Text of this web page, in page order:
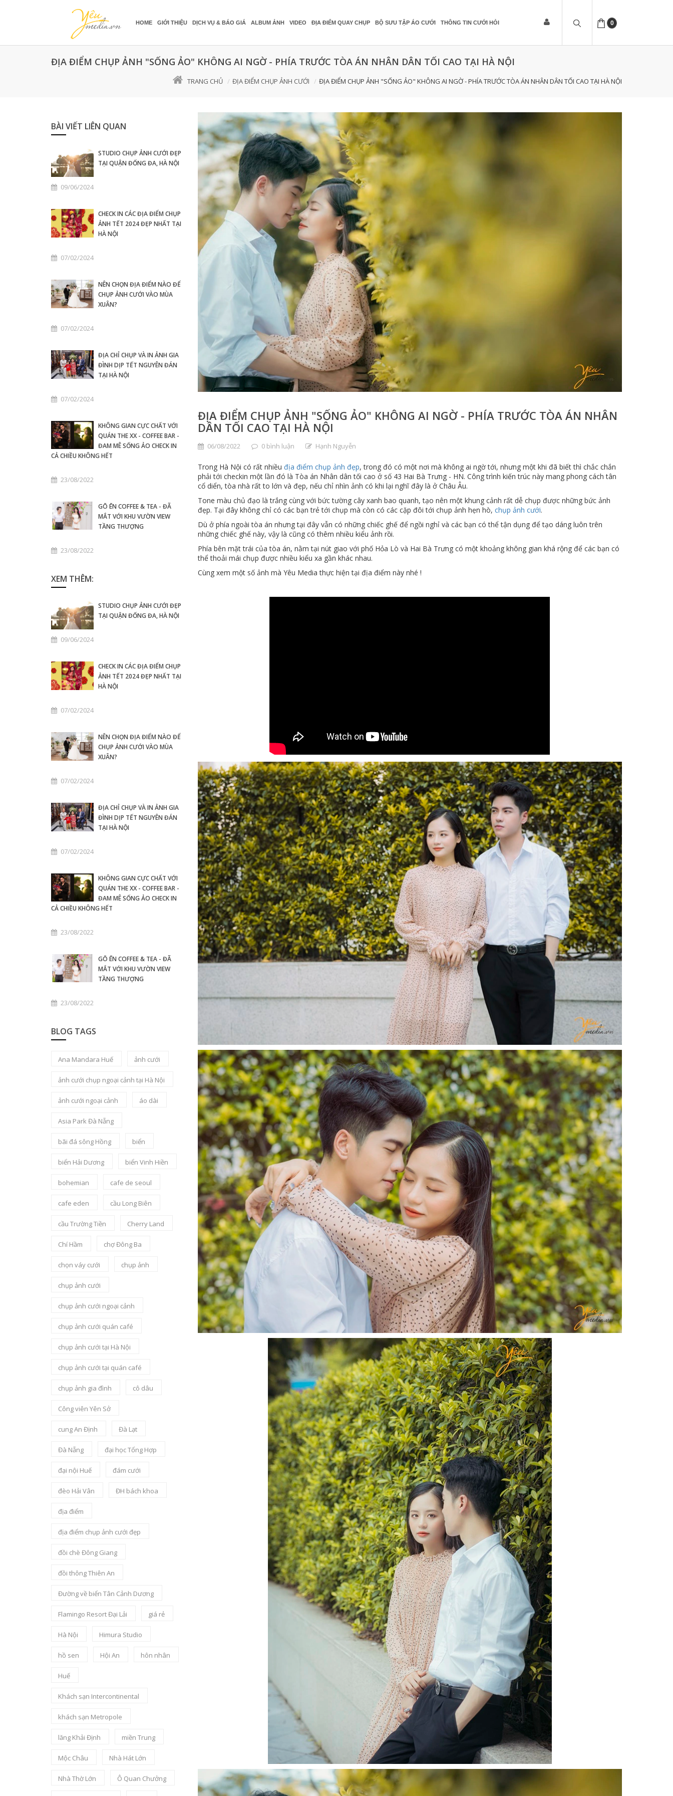
0
HOME GIỚI THIỆU DỊCH VỤ & BÁO GIÁ ALBUM ẢNH VIDEO ĐỊA ĐIỂM QUAY CHỤP BỘ SƯU TẬP ÁO CƯỚI THÔNG TIN CƯỚI HỎI
ĐỊA ĐIỂM CHỤP ẢNH "SỐNG ẢO" KHÔNG AI NGỜ - PHÍA TRƯỚC TÒA ÁN NHÂN DÂN TỐI CAO TẠI HÀ NỘI
TRANG CHỦ ĐỊA ĐIỂM CHỤP ẢNH CƯỚI ĐỊA ĐIỂM CHỤP ẢNH "SỐNG ẢO" KHÔNG AI NGỜ - PHÍA TRƯỚC TÒA ÁN NHÂN DÂN TỐI CAO TẠI HÀ NỘI
BÀI VIẾT LIÊN QUAN
STUDIO CHỤP ẢNH CƯỚI ĐẸP
TẠI QUẬN ĐỐNG ĐA, HÀ NỘI
09/06/2024
CHECK IN CÁC ĐỊA ĐIỂM CHỤP
ẢNH TẾT 2024 ĐẸP NHẤT TẠI
HÀ NỘI
07/02/2024
NÊN CHỌN ĐỊA ĐIỂM NÀO ĐỂ
CHỤP ẢNH CƯỚI VÀO MÙA
XUÂN?
07/02/2024
ĐỊA CHỈ CHỤP VÀ IN ẢNH GIA
ĐÌNH DỊP TẾT NGUYÊN ĐÁN
TẠI HÀ NỘI
07/02/2024
KHÔNG GIAN CỰC CHẤT VỚI
QUÁN THE XX - COFFEE BAR -
ĐAM MÊ SỐNG ẢO CHECK IN
CẢ CHIỀU KHÔNG HẾT
23/08/2022
GŌ ĒN COFFEE & TEA - ĐÃ
MẮT VỚI KHU VƯỜN VIEW
TẦNG THƯỢNG
23/08/2022
XEM THÊM:
STUDIO CHỤP ẢNH CƯỚI ĐẸP
TẠI QUẬN ĐỐNG ĐA, HÀ NỘI
09/06/2024
CHECK IN CÁC ĐỊA ĐIỂM CHỤP
ẢNH TẾT 2024 ĐẸP NHẤT TẠI
HÀ NỘI
07/02/2024
NÊN CHỌN ĐỊA ĐIỂM NÀO ĐỂ
CHỤP ẢNH CƯỚI VÀO MÙA
XUÂN?
07/02/2024
ĐỊA CHỈ CHỤP VÀ IN ẢNH GIA
ĐÌNH DỊP TẾT NGUYÊN ĐÁN
TẠI HÀ NỘI
07/02/2024
KHÔNG GIAN CỰC CHẤT VỚI
QUÁN THE XX - COFFEE BAR -
ĐAM MÊ SỐNG ẢO CHECK IN
CẢ CHIỀU KHÔNG HẾT
23/08/2022
GŌ ĒN COFFEE & TEA - ĐÃ
MẮT VỚI KHU VƯỜN VIEW
TẦNG THƯỢNG
23/08/2022
BLOG TAGS
Ana Mandara Huế ảnh cưới
ảnh cưới chụp ngoại cảnh tại Hà Nội
ảnh cưới ngoại cảnh áo dài
Asia Park Đà Nẵng
bãi đá sông Hồng biển
biển Hải Dương biển Vinh Hiền
bohemian cafe de seoul
cafe eden cầu Long Biên
cầu Trường Tiền Cherry Land
Chí Hầm chợ Đông Ba
chọn váy cưới chụp ảnh
chụp ảnh cưới
chụp ảnh cưới ngoại cảnh
chụp ảnh cưới quán café
chụp ảnh cưới tại Hà Nội
chụp ảnh cưới tại quán café
chụp ảnh gia đình cô dâu
Công viên Yên Sở
cung An Định Đà Lạt
Đà Nẵng đại học Tổng Hợp
đại nội Huế đám cưới
đèo Hải Vân ĐH bách khoa
địa điểm
địa điểm chụp ảnh cưới đẹp
đồi chè Đông Giang
đồi thông Thiên An
Đường về biển Tân Cảnh Dương
Flamingo Resort Đại Lải giá rẻ
Hà Nội Himura Studio
hồ sen Hội An hôn nhân
Huế
Khách sạn Intercontinental
khách sạn Metropole
lăng Khải Định miền Trung
Mộc Châu Nhà Hát Lớn
Nhà Thờ Lớn Ô Quan Chưởng
ĐỊA ĐIỂM CHỤP ẢNH "SỐNG ẢO" KHÔNG AI NGỜ - PHÍA TRƯỚC TÒA ÁN NHÂN
DÂN TỐI CAO TẠI HÀ NỘI
06/08/2022 0 bình luận Hạnh Nguyễn
Trong Hà Nội có rất nhiều địa điểm chụp ảnh đẹp, trong đó có một nơi mà không ai ngờ tới, nhưng một khi đã biết thì chắc chắn
phải tới checkin một lần đó là Tòa án Nhân dân tối cao ở số 43 Hai Bà Trưng - HN. Công trình kiến trúc này mang phong cách tân
cổ diển, tòa nhà rất to lớn và đẹp, nếu chỉ nhìn ảnh có khi lại nghĩ đây là ở Châu Âu.
Tone màu chủ đạo là trắng cùng với bức tường cây xanh bao quanh, tạo nên một khung cảnh rất dễ chụp được những bức ảnh
đẹp. Tại đây không chỉ có các bạn trẻ tới chụp mà còn có các cặp đôi tới chụp ảnh hẹn hò, chụp ảnh cưới.
Dù ở phía ngoài tòa án nhưng tại đây vẫn có những chiếc ghế để ngồi nghỉ và các bạn có thể tận dụng để tạo dáng luôn trên
những chiếc ghế này, vậy là cũng có thêm nhiều kiểu ảnh rồi.
Phía bên mặt trái của tòa án, nằm tại nút giao với phố Hỏa Lò và Hai Bà Trưng có một khoảng không gian khá rộng để các bạn có
thể thoải mái chụp được nhiều kiểu xa gần khác nhau.
Cùng xem một số ảnh mà Yêu Media thực hiện tại địa điểm này nhé !